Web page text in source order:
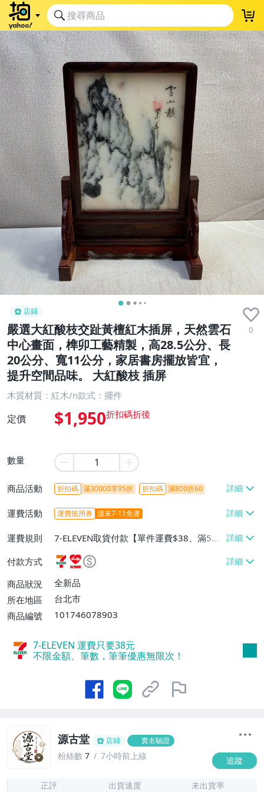
店鋪
嚴選大紅酸枝交趾黃檀紅木插屏，天然雲石
中心畫面，榫卯工藝精製，高28.5公分、長
20公分、寬11公分，家居書房擺放皆宜，
提升空間品味。 大紅酸枝 插屏
0
木質材質：紅木/n款式：擺件
定價 $1,950
數量
商品活動 折扣碼 滿30000享95折 折扣碼 滿800折60
運費活動 運費抵用券 週末7-11免運
運費規則
7-ELEVEN取貨付款【單件運費$38、滿5件
或消費滿$1298免運費】、7-ELEVEN取貨
不付款【免運費】、萊爾富取貨付款【單件
運費$60、滿5件或消費滿$1298免運
費】、宅配/貨運【單件運費$120、滿5件
付款方式
商品狀況
全新品
所在地區
台北市
商品編號
101746078903
7-ELEVEN 運費只要38元
不限金額、筆數，筆筆優惠無限次！
源古堂 店鋪 實名驗證
粉絲數 7 7小時前上線 追蹤
正評 出貨速度 未出貨率